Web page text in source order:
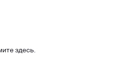
здесь.